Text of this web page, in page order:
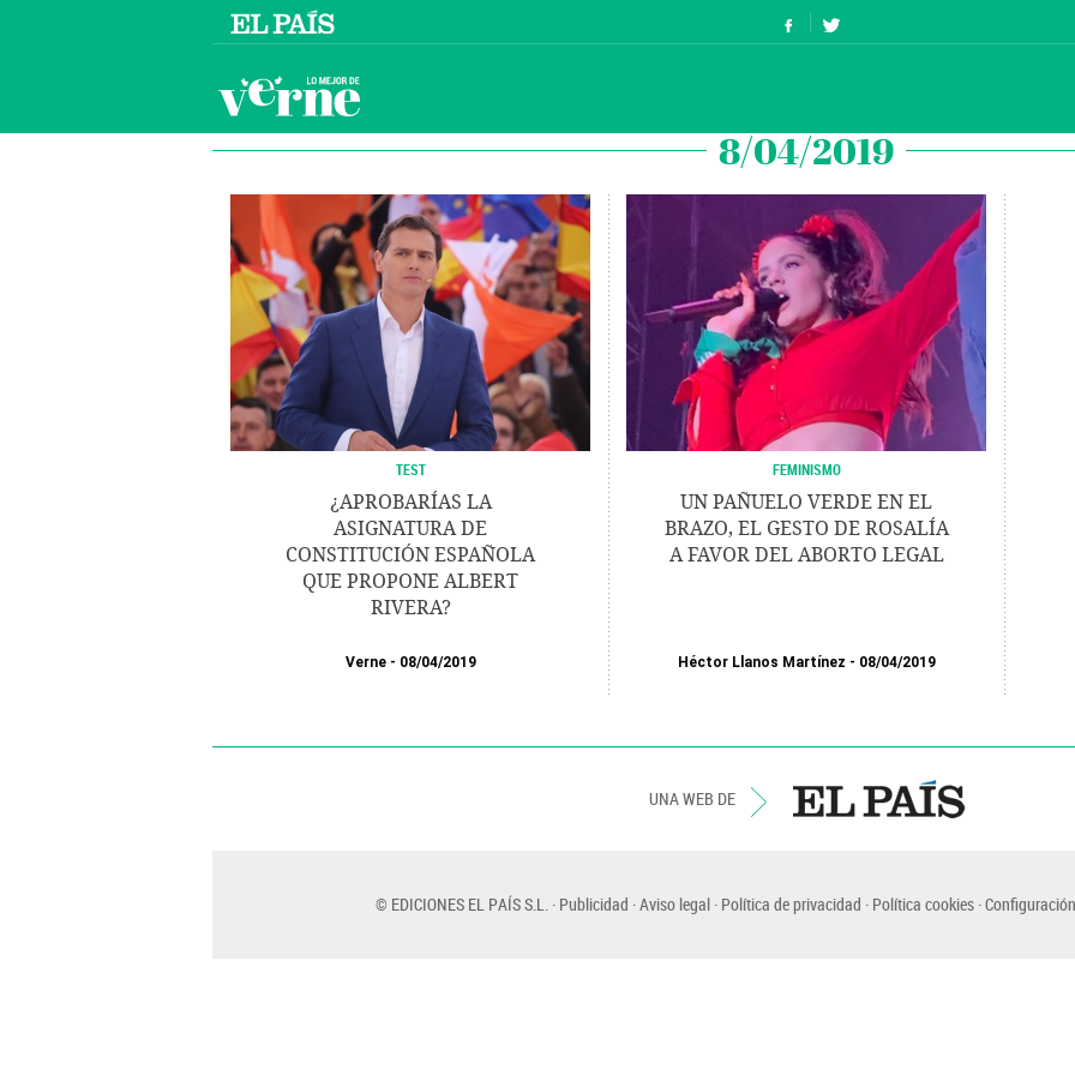
8/04/2019
TEST
¿APROBARÍAS LA
ASIGNATURA DE
CONSTITUCIÓN ESPAÑOLA
QUE PROPONE ALBERT
RIVERA?
Verne 08/04/2019
FEMINISMO
UN PAÑUELO VERDE EN EL
BRAZO, EL GESTO DE ROSALÍA
A FAVOR DEL ABORTO LEGAL
Héctor Llanos Martínez 08/04/2019
UNA WEB DE
© EDICIONES EL PAÍS S.L. Publicidad Aviso legal Política de privacidad Política cookies